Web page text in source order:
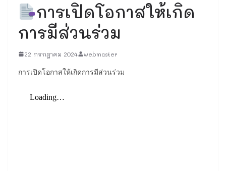
การเปิดโอกาสให้เกิด
การมีส่วนร่วม
22 กรกฎาคม 2024 webmaster
การเปิดโอกาสให้เกิดการมีส่วนร่วม